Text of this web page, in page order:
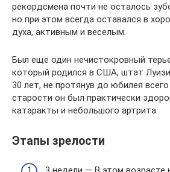
рекордсмена почти не осталось
но при этом всегда оставался в
духа, активным и веселым.
Был еще один нечистокровный
который родился в США, штат
30 лет, не протянув до юбилея
старости он был практически
катаракты и небольшого артрита.
Этапы зрелости